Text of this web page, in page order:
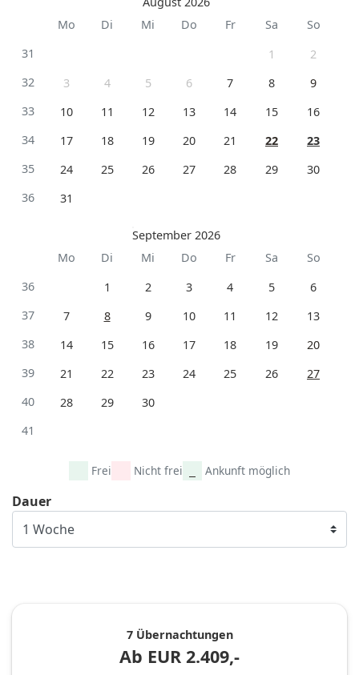
Mo
Di Mi Do Fr Sa
So
31
1
2
32
3 4 5 6 7 8
9
33
10 11 12 13 14 15
16
34
17 18 19 20 21 22
23
35
24 25 26 27 28 29
30
36
31
September 2026
Mo
Di Mi Do Fr Sa
So
36
1 2 3 4 5
6
37
7 8 9 10 11 12
13
38
14 15 16 17 18 19
20
39
21 22 23 24 25 26
27
40
28 29
30
41
Frei Nicht frei Ankunft möglich
Dauer
7 Übernachtungen
Ab EUR 2.409,-